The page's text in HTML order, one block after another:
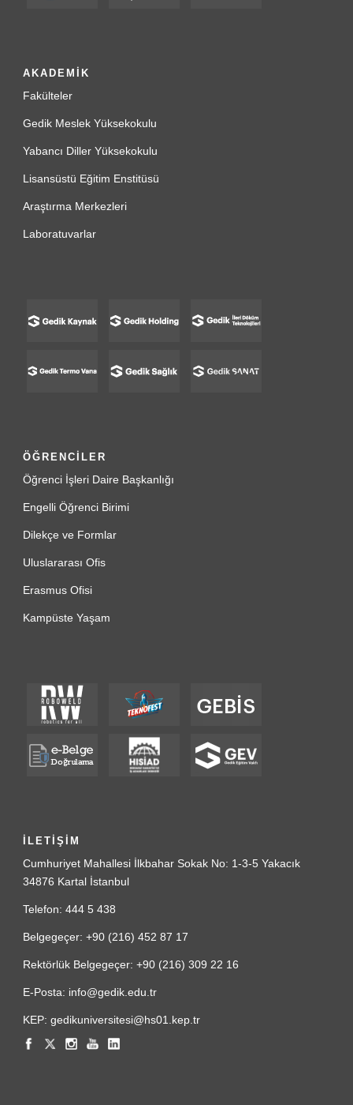
AKADEMİK
Fakülteler
Gedik Meslek Yüksekokulu
Yabancı Diller Yüksekokulu
Lisansüstü Eğitim Enstitüsü
Araştırma Merkezleri
Laboratuvarlar
ÖĞRENCİLER
Öğrenci İşleri Daire Başkanlığı
Engelli Öğrenci Birimi
Dilekçe ve Formlar
Uluslararası Ofis
Erasmus Ofisi
Kampüste Yaşam
İLETİŞİM
Cumhuriyet Mahallesi İlkbahar Sokak No: 1-3-5 Yakacık
34876 Kartal İstanbul
Telefon: 444 5 438
Belgegeçer: +90 (216) 452 87 17
Rektörlük Belgegeçer: +90 (216) 309 22 16
E-Posta: info@gedik.edu.tr
KEP: gedikuniversitesi@hs01.kep.tr